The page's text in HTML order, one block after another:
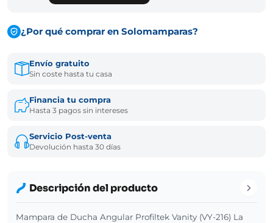
¿Por qué comprar en Solomamparas?
Envío gratuito
Sin coste hasta tu casa
Financia tu compra
Hasta 3 pagos sin intereses
Servicio Post-venta
Devolución hasta 30 días
Descripción del producto
Mampara de Ducha Angular Profiltek Vanity (VY-216) La